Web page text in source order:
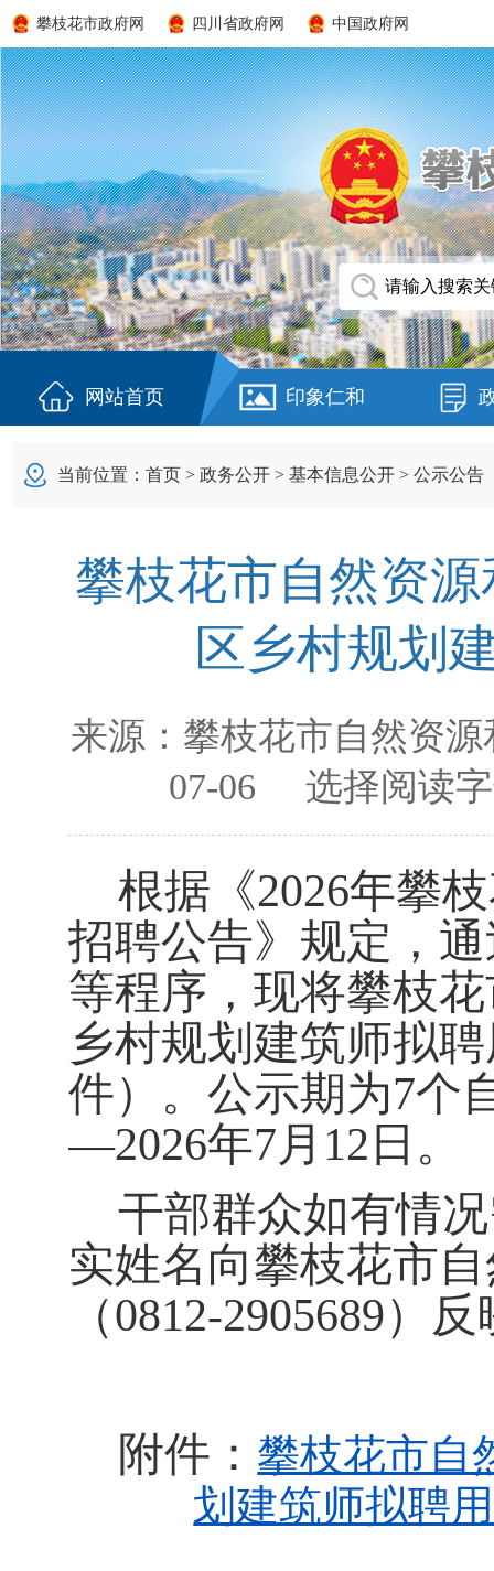
攀枝花市政府网 四川省政府网 中国政府网
网站首页 印象仁和
当前位置： 首页 > 政务公开 > 基本信息公开 > 公示公告
攀枝花市自然资
区乡村规划
来源： 攀枝花市自然资
07-06 选择阅读
根据 《2026年攀
招聘公告》 规定，
等程序，现将攀枝
乡村规划建筑师拟
件）。公示期为7个
—2026年7月 12 日。
干部群众如有情
实姓名 向攀枝花市
（0812-2905689） 反
附件： 攀枝花市自
划建筑师拟聘